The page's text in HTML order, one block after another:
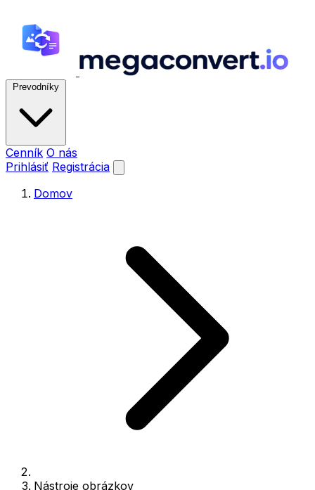
Prevodníky
Cenník O nás
Prihlásiť Registrácia
Domov
Nástroje obrázkov